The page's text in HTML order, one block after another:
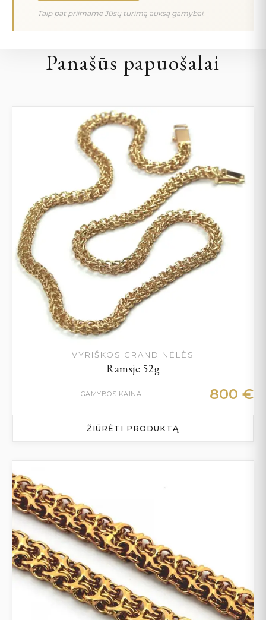
Taip pat priimame Jūsų turimą auksą gamybai.
Panašūs papuošalai
VYRIŠKOS GRANDINĖLĖS
Ramsje 52g
GAMYBOS KAINA 800 €
ŽIŪRĖTI PRODUKTĄ